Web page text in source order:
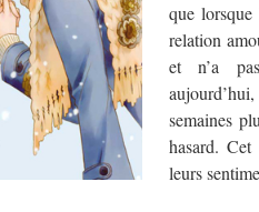
que
relation
et n’a
semaines
hasard.
leurs